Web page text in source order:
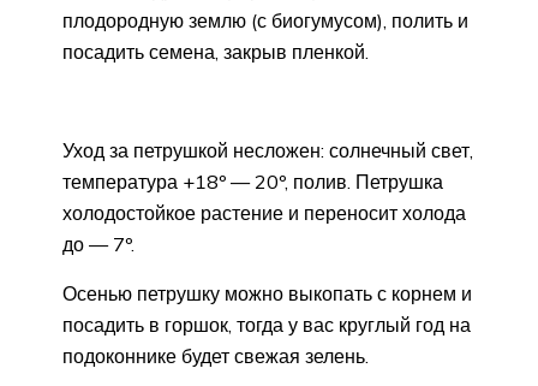
плодородную землю (с биогумусом), полить и
посадить семена, закрыв пленкой.
Уход за петрушкой несложен: солнечный свет,
температура +18º — 20º, полив. Петрушка
холодостойкое растение и переносит холода
до — 7º.
Осенью петрушку можно выкопать с корнем и
посадить в горшок, тогда у вас круглый год на
подоконнике будет свежая зелень.